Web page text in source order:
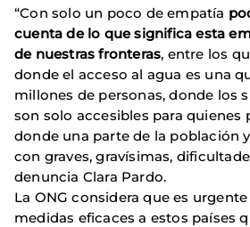
“Con solo un poco de empatía
cuenta de lo que significa esta
de nuestras fronteras, entre los
donde el acceso al agua es una
millones de personas, donde los
son solo accesibles para quienes
donde una parte de la población
con graves, gravísimas,
denuncia Clara Pardo.
La ONG considera que es
medidas eficaces a estos países